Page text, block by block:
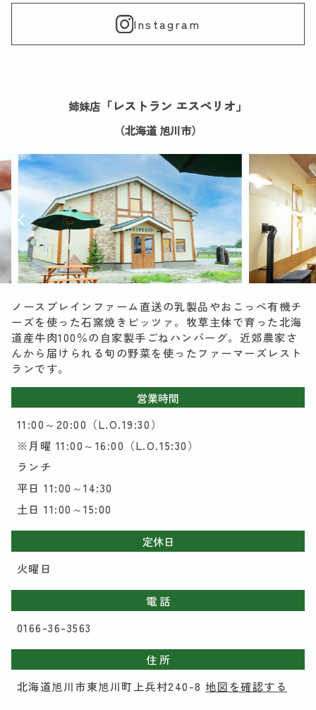
Instagram
姉妹店 「レストラン エスペリオ」
（北海道 旭川市）
ノースプレインファーム直送の乳製品やおこっぺ有機チ
ーズを使った石窯焼きピッツァ。牧草主体で育った北海
道産牛肉100％の自家製手ごねハンバーグ。近郊農家さ
んから届けられる旬の野菜を使ったファーマーズレスト
ランです。
営業時間
11:00～20:00（L.O.19:30）
※月曜 11:00～16:00（L.O.15:30）
ランチ
平日 11:00～14:30
土日 11:00～15:00
定休日
火曜日
電 話
0166-36-3563
住 所
北海道旭川市東旭川町上兵村240-8地図を確認する